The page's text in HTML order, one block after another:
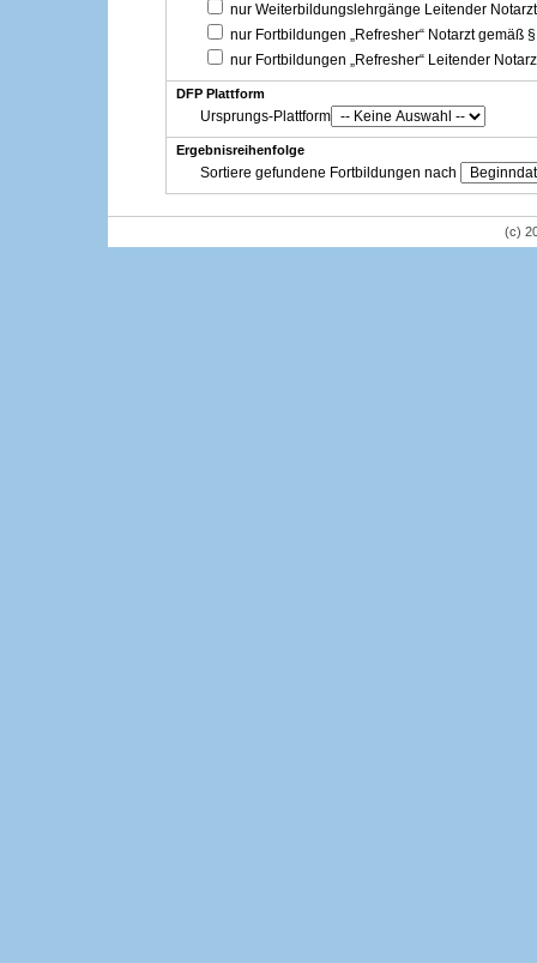
nur Weiterbildungslehrgänge Leitender
nur Fortbildungen „Refresher“ Notarzt gemäß
nur Fortbildungen „Refresher“ Leitender
DFP Plattform
Ursprungs-Plattform
Ergebnisreihenfolge
Sortiere gefundene Fortbildungen nach
(c)